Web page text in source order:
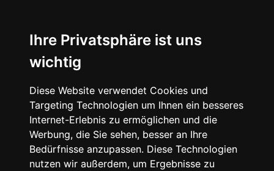
Ihre Privatsphäre ist uns
wichtig
Diese Website verwendet Cookies und
Targeting Technologien um Ihnen ein besseres
Internet-Erlebnis zu ermöglichen und die
Werbung, die Sie sehen, besser an Ihre
Bedürfnisse anzupassen. Diese Technologien
nutzen wir außerdem, um Ergebnisse zu